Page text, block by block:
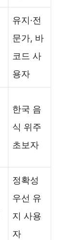
유지·전
문가, 바
코드 사
용자
한국 음
식 위주
초보자
정확성
우선 유
지 사용
자